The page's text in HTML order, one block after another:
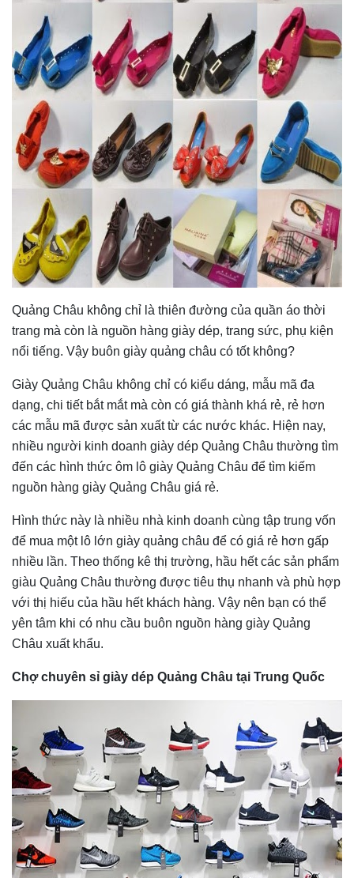
Quảng Châu không chỉ là thiên đường của quần áo thời
trang mà còn là nguồn hàng giày dép, trang sức, phụ kiện
nổi tiếng. Vậy buôn giày quảng châu có tốt không?
Giày Quảng Châu không chỉ có kiểu dáng, mẫu mã đa
dạng, chi tiết bắt mắt mà còn có giá thành khá rẻ, rẻ hơn
các mẫu mã được sản xuất từ các nước khác. Hiện nay,
nhiều người kinh doanh giày dép Quảng Châu thường tìm
đến các hình thức ôm lô giày Quảng Châu để tìm kiếm
nguồn hàng giày Quảng Châu giá rẻ.
Hình thức này là nhiều nhà kinh doanh cùng tập trung vốn
để mua một lô lớn giày quảng châu để có giá rẻ hơn gấp
nhiều lần. Theo thống kê thị trường, hầu hết các sản phẩm
giàu Quảng Châu thường được tiêu thụ nhanh và phù hợp
với thị hiếu của hầu hết khách hàng. Vậy nên bạn có thể
yên tâm khi có nhu cầu buôn nguồn hàng giày Quảng
Châu xuất khẩu.
Chợ chuyên sỉ giày dép Quảng Châu tại Trung Quốc